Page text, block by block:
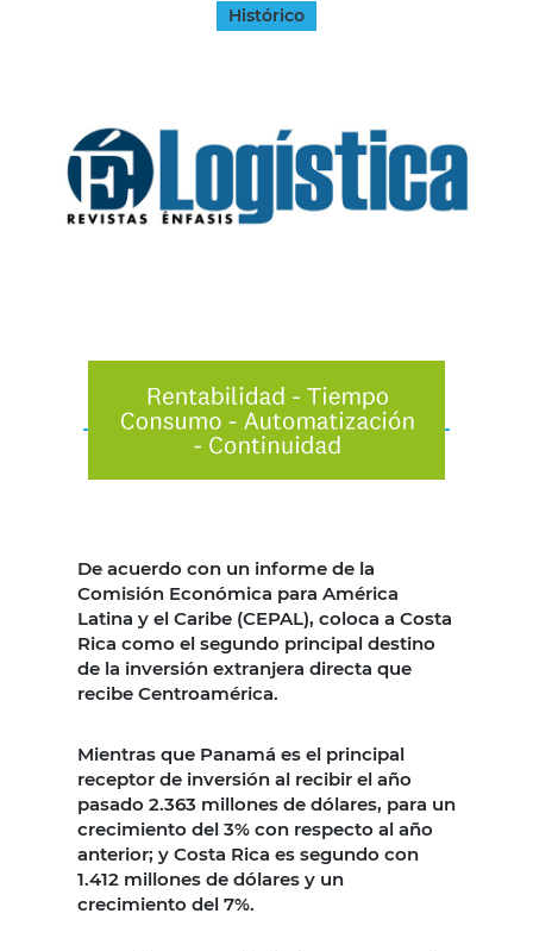
Histórico
De acuerdo con un informe de la
Comisión Económica para América
Latina y el Caribe (CEPAL), coloca a Costa
Rica como el segundo principal destino
de la inversión extranjera directa que
recibe Centroamérica.
Mientras que Panamá es el principal
receptor de inversión al recibir el año
pasado 2.363 millones de dólares, para un
crecimiento del 3% con respecto al año
anterior; y Costa Rica es segundo con
1.412 millones de dólares y un
crecimiento del 7%.